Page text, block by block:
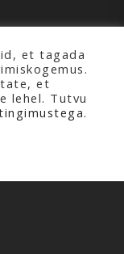
kaitstud.
et tagada
et
lehel. Tutvu